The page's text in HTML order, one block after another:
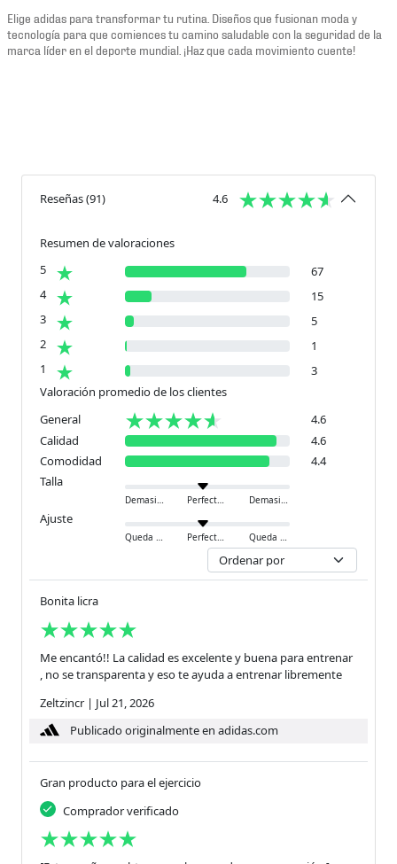
Elige adidas para transformar tu rutina. Diseños que fusionan moda y
tecnología para que comiences tu camino saludable con la seguridad de la
marca líder en el deporte mundial. ¡Haz que cada movimiento cuente!
Reseñas(91) 4.6
Resumen de valoraciones
5
67
4
15
3
5
2
1
1
3
Valoración promedio de los clientes
General
4.6
Calidad
4.6
Comodidad
4.4
Talla
Demasiado pequeño Perfecto Demasiado grande
Ajuste
Queda ajustado Perfecto Queda holgado
Bonita licra
Me encantó!! La calidad es excelente y buena para entrenar
, no se transparenta y eso te ayuda a entrenar libremente
Zeltzincr | Jul 21, 2026
Publicado originalmente en adidas.com
Gran producto para el ejercicio
Comprador verificado